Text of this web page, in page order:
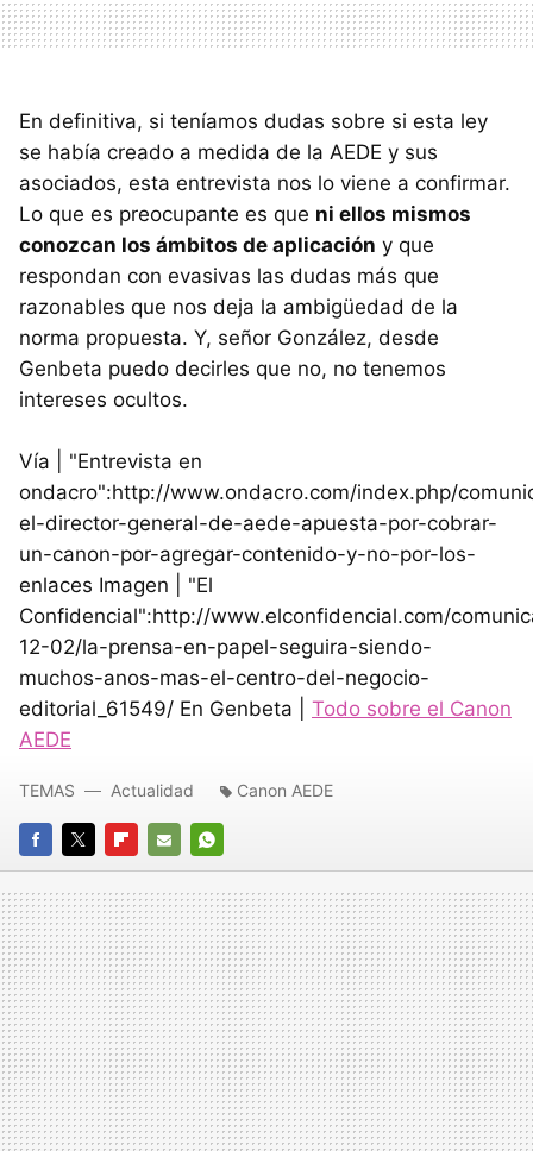
En definitiva, si teníamos dudas sobre si esta ley
se había creado a medida de la AEDE y sus
asociados, esta entrevista nos lo viene a confirmar.
Lo que es preocupante es que ni ellos mismos
conozcan los ámbitos de aplicación y que
respondan con evasivas las dudas más que
razonables que nos deja la ambigüedad de la
norma propuesta. Y, señor González, desde
Genbeta puedo decirles que no, no tenemos
intereses ocultos.
Vía | "Entrevista en
ondacro":http://www.ondacro.com/index.php/
el-director-general-de-aede-apuesta-por-cobrar-
un-canon-por-agregar-contenido-y-no-por-los-
enlaces Imagen | "El
Confidencial":http://www.elconfidencial.com/
12-02/la-prensa-en-papel-seguira-siendo-
muchos-anos-mas-el-centro-del-negocio-
editorial_61549/ En Genbeta | Todo sobre el Canon
AEDE
FACEBOOK
TWITTERFLIPBOARD
E-
MAIL
WHATSAPP
TEMAS Actualidad Canon AEDE